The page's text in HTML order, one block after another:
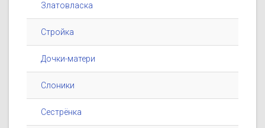
Златовласка
Стройка
Дочки-матери
Слоники
Сестрёнка